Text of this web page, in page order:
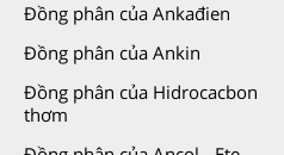
Đồng phân của Ankađien
Đồng phân của Ankin
Đồng phân của Hidrocacbon
thơm